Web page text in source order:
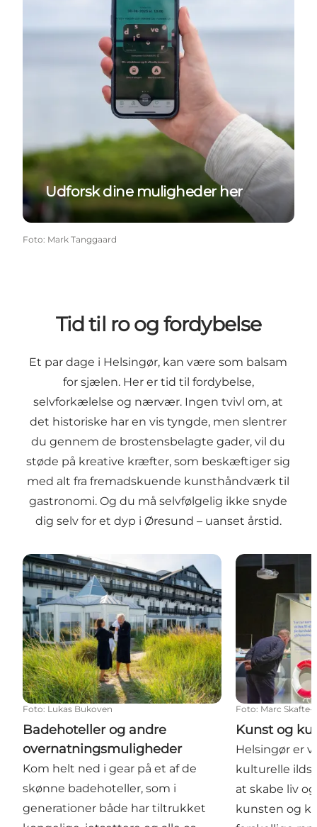
Udforsk dine muligheder her
Foto: Mark Tanggaard
Tid til ro og fordybelse
Et par dage i Helsingør, kan være som balsam
for sjælen. Her er tid til fordybelse,
selvforkælelse og nærvær. Ingen tvivl om, at
det historiske har en vis tyngde, men slentrer
du gennem de brostensbelagte gader, vil du
støde på kreative kræfter, som beskæftiger sig
med alt fra fremadskuende kunsthåndværk til
gastronomi. Og du må selvfølgelig ikke snyde
dig selv for et dyp i Øresund – uanset årstid.
Badehoteller og andre overnatningsmuligheder
Foto: Lukas Bukoven
Badehoteller og andre
overnatningsmuligheder
Kom helt ned i gear på et af de
skønne badehoteller, som i
generationer både har tiltrukket
Kunst og
Foto: Marc Skafte-
Kunst og
Helsingør er
kulturelle
at skabe liv
kunsten og